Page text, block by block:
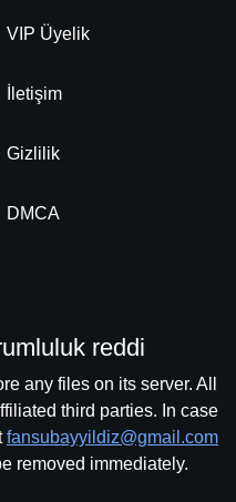
VIP Üyelik
İletişim
Gizlilik
DMCA
reddi
any files on its server. All
third parties. In case
fansubayyildiz@gmail.com
removed immediately.